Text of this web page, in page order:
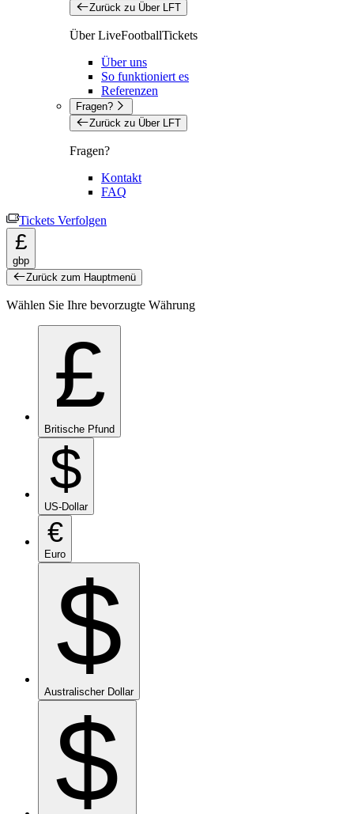
Zurück zu Über LFT
Über LiveFootballTickets
Über uns
So funktioniert es
Referenzen
Fragen?
Zurück zu Über LFT
Fragen?
Kontakt
FAQ
Tickets Verfolgen
£
gbp
Zurück zum Hauptmenü
Wählen Sie Ihre bevorzugte Währung
£
Britische Pfund
$
US-Dollar
€
Euro
$
Australischer Dollar
$